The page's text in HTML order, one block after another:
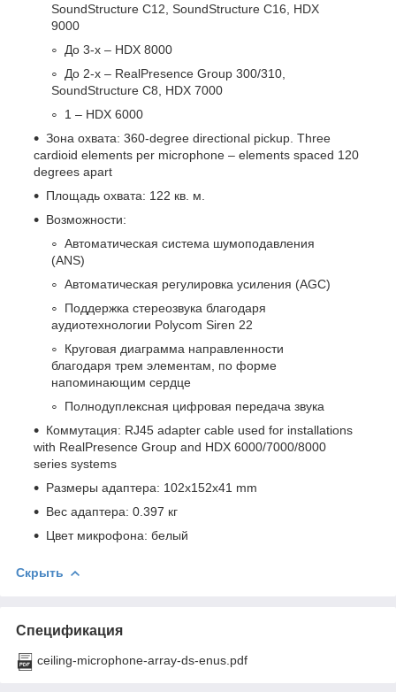
SoundStructure C12, SoundStructure C16, HDX
9000
До 3-х – HDX 8000
До 2-х – RealPresence Group 300/310,
SoundStructure C8, HDX 7000
1 – HDX 6000
Зона охвата: 360-degree directional pickup. Three
cardioid elements per microphone – elements spaced 120
degrees apart
Площадь охвата: 122 кв. м.
Возможности:
Автоматическая система шумоподавления
(ANS)
Автоматическая регулировка усиления (AGC)
Поддержка стереозвука благодаря
аудиотехнологии Polycom Siren 22
Круговая диаграмма направленности
благодаря трем элементам, по форме
напоминающим сердце
Полнодуплексная цифровая передача звука
Коммутация: RJ45 adapter cable used for installations
with RealPresence Group and HDX 6000/7000/8000
series systems
Размеры адаптера: 102x152x41 mm
Вес адаптера: 0.397 кг
Цвет микрофона: белый
Скрыть
Спецификация
ceiling-microphone-array-ds-enus.pdf